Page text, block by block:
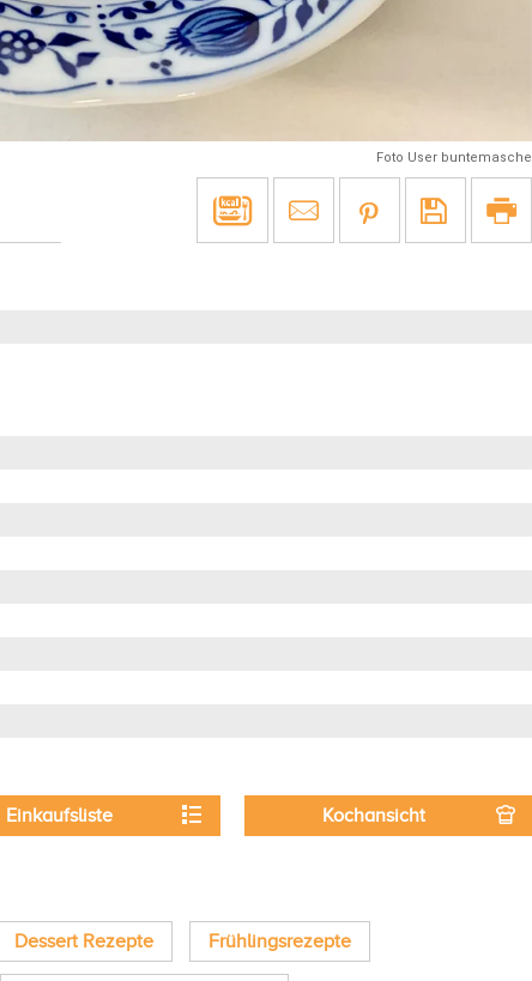
Foto User buntemasche
Einkaufsliste Kochansicht
Dessert Rezepte Frühlingsrezepte